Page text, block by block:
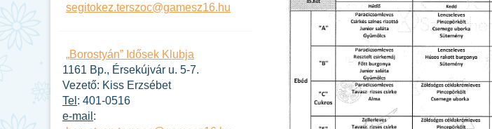
segitokez.terszoc@gamesz16.hu
„Borostyán” Idősek Klubja
1161 Bp., Érsekújvár u. 5-7.
Vezető: Kiss Erzsébet
Tel : 401-0516
e-mail :